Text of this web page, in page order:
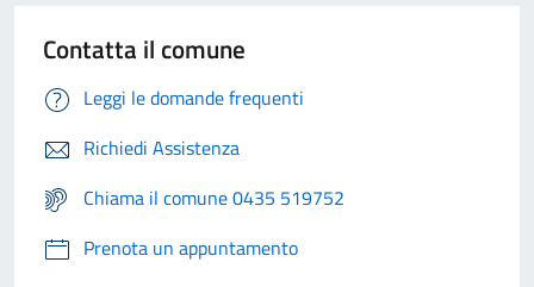
Contatta il comune
Leggi le domande frequenti
Richiedi Assistenza
Chiama il comune 0435 519752
Prenota un appuntamento